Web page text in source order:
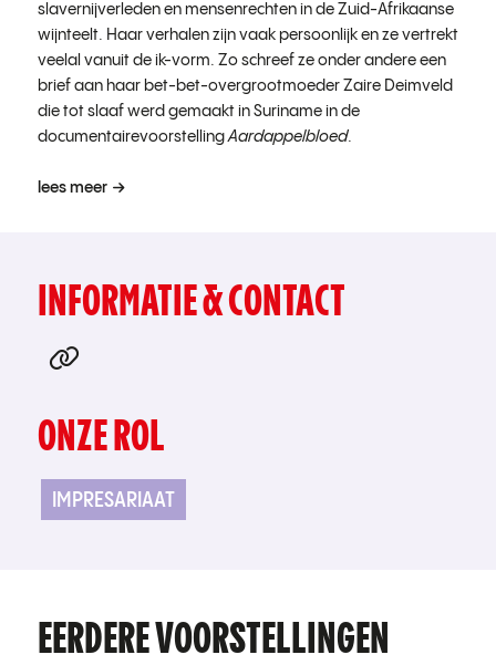
slavernijverleden en mensenrechten in de Zuid-Afrikaanse
wijnteelt. Haar verhalen zijn vaak persoonlijk en ze vertrekt
veelal vanuit de ik-vorm. Zo schreef ze onder andere een
brief aan haar bet-bet-overgrootmoeder Zaire Deimveld
die tot slaaf werd gemaakt in Suriname in de
documentairevoorstellingAardappelbloed.
lees meer
INFORMATIE & CONTACT
ONZE ROL
IMPRESARIAAT
EERDERE VOORSTELLINGEN